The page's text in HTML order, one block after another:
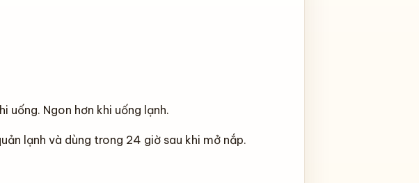
uống. Ngon hơn khi uống lạnh.
lạnh và dùng trong 24 giờ sau khi mở nắp.